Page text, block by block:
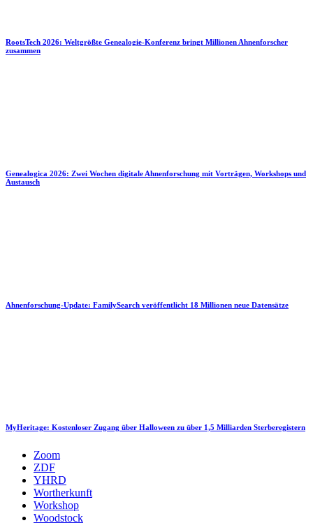
RootsTech 2026: Weltgrößte Genealogie-Konferenz bringt Millionen Ahnenforscher
zusammen
Genealogica 2026: Zwei Wochen digitale Ahnenforschung mit Vorträgen, Workshops und
Austausch
Ahnenforschung-Update: FamilySearch veröffentlicht 18 Millionen neue Datensätze
MyHeritage: Kostenloser Zugang über Halloween zu über 1,5 Milliarden Sterberegistern
Zoom
ZDF
YHRD
Wortherkunft
Workshop
Woodstock